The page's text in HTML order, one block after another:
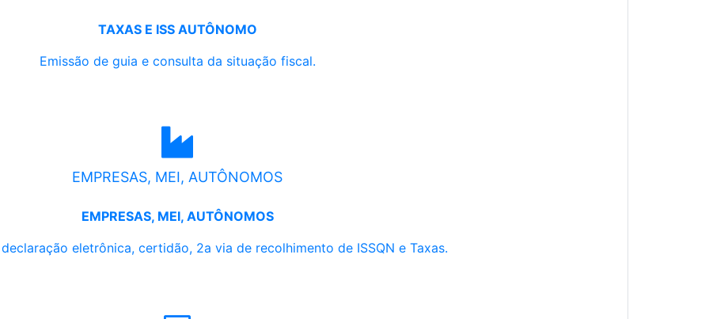
TAXAS E ISS AUTÔNOMO
Emissão de guia e consulta da situação fiscal.
EMPRESAS, MEI, AUTÔNOMOS
EMPRESAS, MEI, AUTÔNOMOS
eletrônica, certidão, 2a via de recolhimento de ISSQN e Taxas.